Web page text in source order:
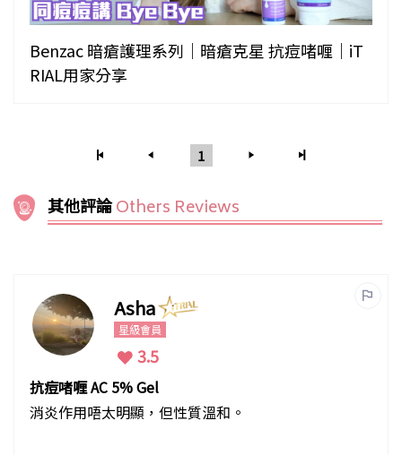
Benzac 暗瘡護理系列｜暗瘡克星 抗痘啫喱｜iT
RIAL用家分享
1
其他評論Others Reviews
Asha
星級會員
3.5
抗痘啫喱 AC 5% Gel
消炎作用唔太明顯，但性質溫和。